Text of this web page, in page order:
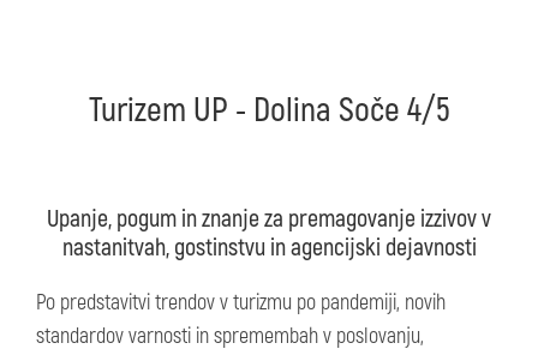
Turizem UP - Dolina Soče 4/5
Upanje, pogum in znanje za premagovanje izzivov v
nastanitvah, gostinstvu in agencijski dejavnosti
Po predstavitvi trendov v turizmu po pandemiji, novih
standardov varnosti in spremembah v poslovanju,